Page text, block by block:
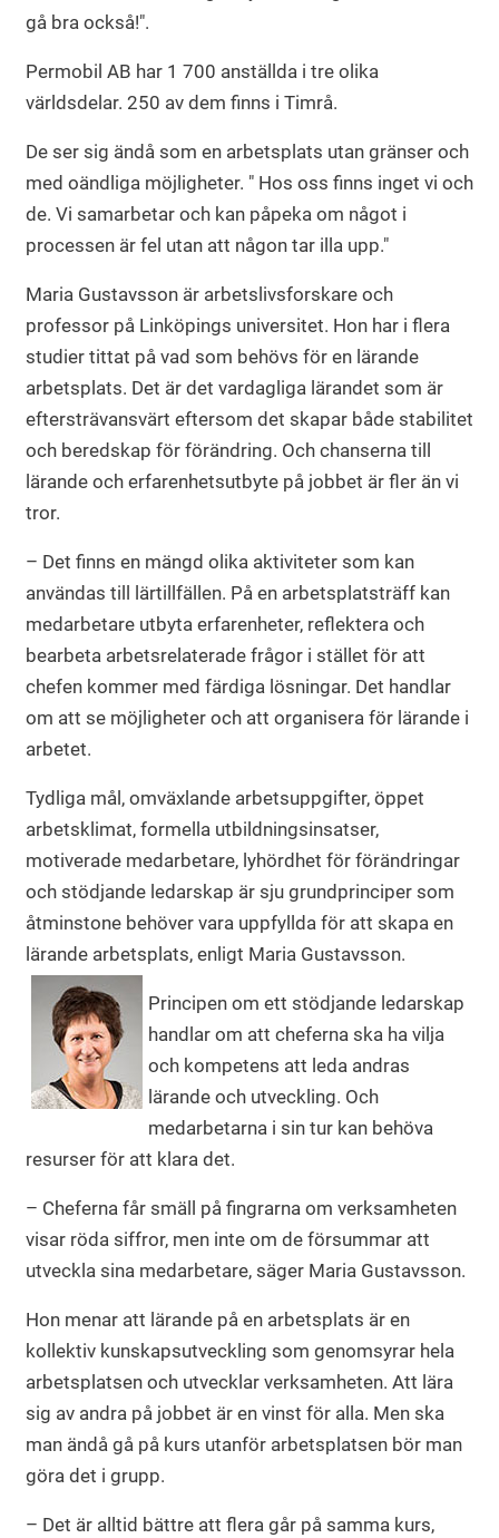
gå bra också!".
Permobil AB har 1 700 anställda i tre olika
världsdelar. 250 av dem finns i Timrå.
De ser sig ändå som en arbetsplats utan gränser och
med oändliga möjligheter. " Hos oss finns inget vi och
de. Vi samarbetar och kan påpeka om något i
processen är fel utan att någon tar illa upp."
Maria Gustavsson är arbetslivsforskare och
professor på Linköpings universitet. Hon har i flera
studier tittat på vad som behövs för en lärande
arbetsplats. Det är det vardagliga lärandet som är
eftersträvansvärt eftersom det skapar både stabilitet
och beredskap för förändring. Och chanserna till
lärande och erfarenhetsutbyte på jobbet är fler än vi
tror.
– Det finns en mängd olika aktiviteter som kan
användas till lärtillfällen. På en arbetsplatsträff kan
medarbetare utbyta erfarenheter, reflektera och
bearbeta arbetsrelaterade frågor i stället för att
chefen kommer med färdiga lösningar. Det handlar
om att se möjligheter och att organisera för lärande i
arbetet.
Tydliga mål, omväxlande arbetsuppgifter, öppet
arbetsklimat, formella utbildningsinsatser,
motiverade medarbetare, lyhördhet för förändringar
och stödjande ledarskap är sju grundprinciper som
åtminstone behöver vara uppfyllda för att skapa en
lärande arbetsplats, enligt Maria Gustavsson.
Principen om ett stödjande ledarskap
handlar om att cheferna ska ha vilja
och kompetens att leda andras
lärande och utveckling. Och
medarbetarna i sin tur kan behöva
resurser för att klara det.
– Cheferna får smäll på fingrarna om verksamheten
visar röda siffror, men inte om de försummar att
utveckla sina medarbetare, säger Maria Gustavsson.
Hon menar att lärande på en arbetsplats är en
kollektiv kunskapsutveckling som genomsyrar hela
arbetsplatsen och utvecklar verksamheten. Att lära
sig av andra på jobbet är en vinst för alla. Men ska
man ändå gå på kurs utanför arbetsplatsen bör man
göra det i grupp.
– Det är alltid bättre att flera går på samma kurs,